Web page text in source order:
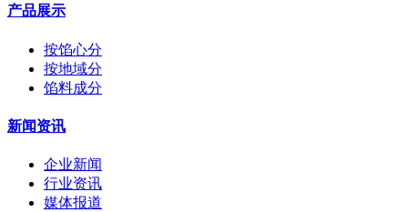
产品展示
按馅心分
按地域分
馅料成分
新闻资讯
企业新闻
行业资讯
媒体报道